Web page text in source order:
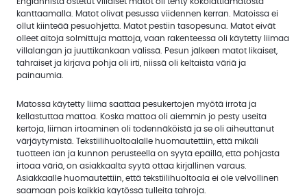
Englannista ostetut villaiset matot oli tehty kokolattiamatosta
kanttaamalla. Matot olivat pesussa viidennen kerran. Matoissa ei
ollut kiinteää pesuohjetta. Matot pestiin tasopesuna. Matot eivät
olleet aitoja solmittuja mattoja, vaan rakenteessa oli käytetty liimaa
villalangan ja juuttikankaan välissä. Pesun jälkeen matot likaiset,
tahraiset ja kirjava pohja oli irti, niissä oli keltaista väriä ja
painaumia.
Matossa käytetty liima saattaa pesukertojen myötä irrota ja
kellastuttaa mattoa. Koska mattoa oli aiemmin jo pesty useita
kertoja, liiman irtoaminen oli todennäköistä ja se oli aiheuttanut
värjäytymistä. Tekstiilihuoltoalalle huomautettiin, että mikäli
tuotteen iän ja kunnon perusteella on syytä epäillä, että pohjasta
irtoaa väriä, on asiakkaalta syytä ottaa kirjallinen varaus.
Asiakkaalle huomautettiin, että tekstiilihuoltoala ei ole velvollinen
saamaan pois kaikkia käytössä tulleita tahroja.